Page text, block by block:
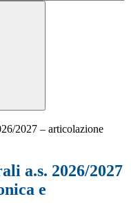
2027 – articolazione
a.s. 2026/2027
e